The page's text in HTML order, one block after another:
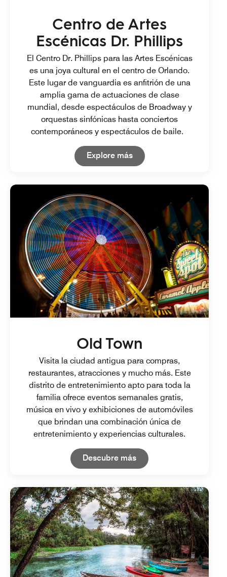
Centro de Artes
Escénicas Dr. Phillips
El Centro Dr. Phillips para las Artes Escénicas
es una joya cultural en el centro de Orlando.
Este lugar de vanguardia es anfitrión de una
amplia gama de actuaciones de clase
mundial, desde espectáculos de Broadway y
orquestas sinfónicas hasta conciertos
contemporáneos y espectáculos de baile.
Explore másOpen in New Tab
Old Town
Visita la ciudad antigua para compras,
restaurantes, atracciones y mucho más. Este
distrito de entretenimiento apto para toda la
familia ofrece eventos semanales gratis,
música en vivo y exhibiciones de automóviles
que brindan una combinación única de
entretenimiento y experiencias culturales.
Descubre másOpen in New Tab